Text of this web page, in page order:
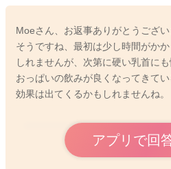
Moeさん、お返事ありがとうござい
そうですね、最初は少し時間がか
しれませんが、次第に硬い乳首に
おっぱいの飲みが良くなってきて
効果は出てくるかもしれませんね。
アプリで回